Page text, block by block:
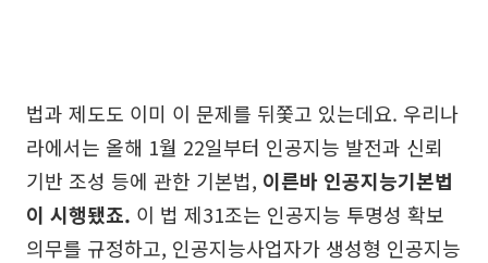
법과 제도도 이미 이 문제를 뒤쫓고 있는데요. 우리나
라에서는 올해 1월 22일부터 인공지능 발전과 신뢰
기반 조성 등에 관한 기본법, 이른바 인공지능기본법
이 시행됐죠. 이 법 제31조는 인공지능 투명성 확보
의무를 규정하고, 인공지능사업자가 생성형 인공지능